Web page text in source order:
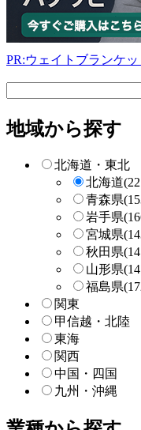
PR:ウェイトブランケ
ー
検
地域から探す
北海道・東北
北海道
青森県
岩手県
宮城県
秋田県
山形県
福島県
関東
甲信越・北陸
東海
関西
中国・四国
九州・沖縄